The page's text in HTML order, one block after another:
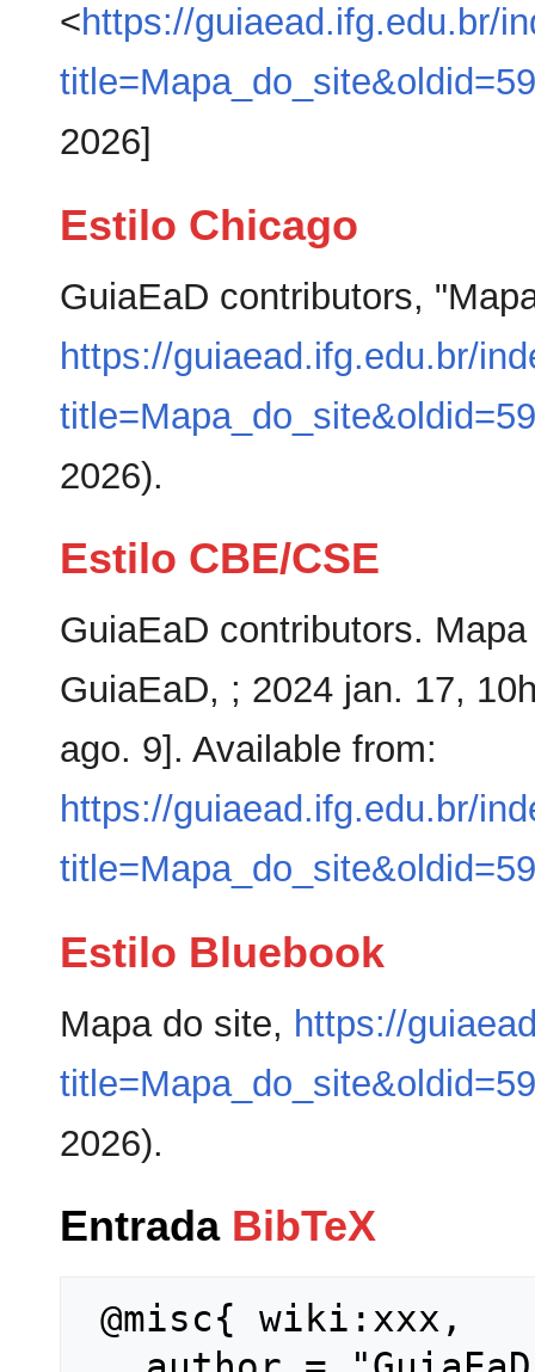
<https://guiaead.ifg.edu.br/
2026]
Estilo Chicago
GuiaEaD contributors,
https://guiaead.ifg.edu.br/
2026).
Estilo CBE/CSE
GuiaEaD contributors.
GuiaEaD, ; 2024 jan. 17,
ago. 9]. Available from:
https://guiaead.ifg.edu.br/
Estilo Bluebook
Mapa do site, https://
2026).
Entrada BibTeX